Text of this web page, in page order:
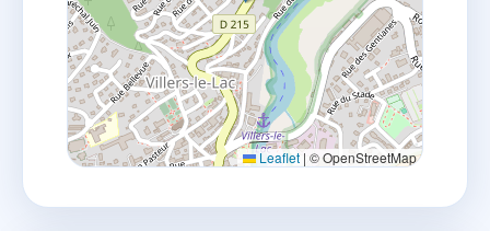
Leaflet | © OpenStreetMap